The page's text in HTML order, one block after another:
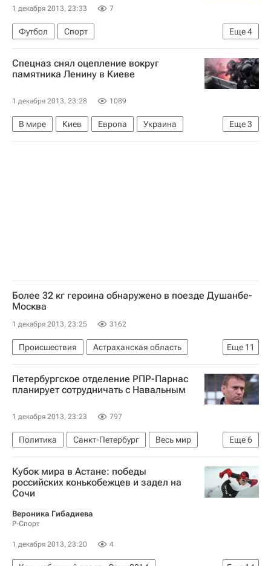
Северная Америка
Весь мир
Юта
Южный ФО
1 декабря 2013, 23:33 7
Еще4
Футбол
Спорт
Серия А 2026-2027 (Чемпионат Италии по футболу)
Ювентус
Удинезе Фернандо Льоренте
Спецназ снял оцепление вокруг
памятника Ленину в Киеве
1 декабря 2013, 23:28 1089
Еще3
В мире Киев Европа
Украина
Весь мир
"Евромайдан" в Киеве
Более 32 кг героина обнаружено в поезде Душанбе-
Москва
1 декабря 2013, 23:25 3162
Еще 11
Происшествия
Астраханская область
Душанбе
Республика Калмыкия
Москва
Центральный ФО
Таджикистан
Азия
Россия
Петербургское отделение РПР-Парнас
планирует сотрудничать с Навальным
1 декабря 2013, 23:23 797
Еще6
Политика Санкт-Петербург
Весь мир
Европа
Северо-Западный ФО
Алексей Навальный*
Республиканская партия России
Народный альянс
Кубок мира в Астане: победы
российских конькобежцев и задел на
Сочи
Вероника Гибадиева
Р-Спорт
1 декабря 2013, 23:20 4